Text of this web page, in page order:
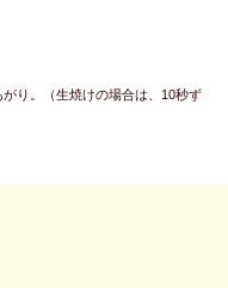
り。（生焼けの場合は、10秒ず